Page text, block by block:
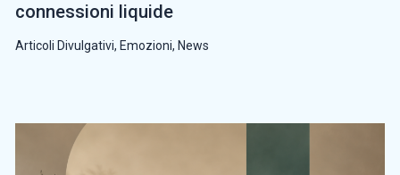
connessioni liquide
Articoli Divulgativi, Emozioni, News